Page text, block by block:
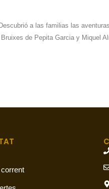
a las familias las
de Pepita Garcia y Miquel